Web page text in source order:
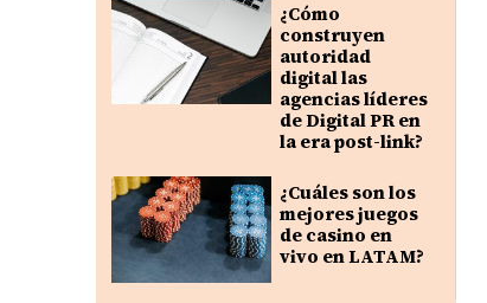
¿Cómo
construyen
autoridad
digital las
agencias líderes
de Digital PR en
la era post-link?
¿Cuáles son los
mejores juegos
de casino en
vivo en LATAM?